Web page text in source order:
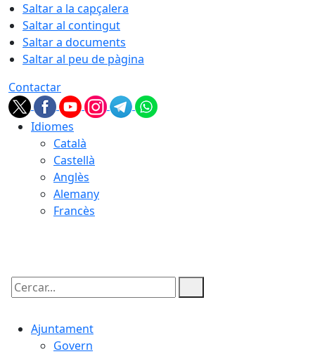
Saltar a la capçalera
Saltar al contingut
Saltar a documents
Saltar al peu de pàgina
Contactar
Idiomes
Català
Castellà
Anglès
Alemany
Francès
Cercar:
Ajuntament
Govern